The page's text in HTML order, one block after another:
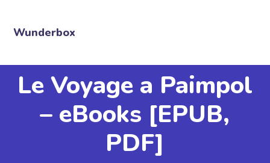
Wunderbox
Le Voyage a Paimpol
– eBooks [EPUB,
PDF]